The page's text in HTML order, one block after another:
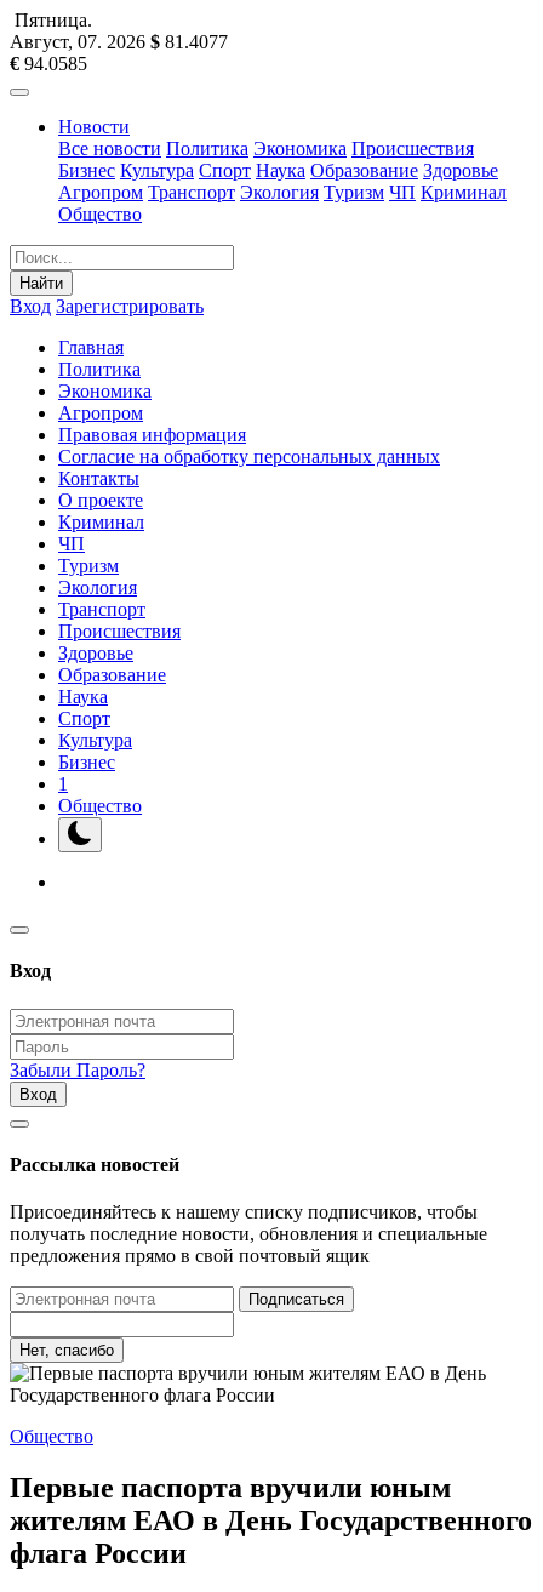
Пятница.
Август, 07. 2026 $ 81.4077
€ 94.0585
Новости
Все новости Политика Экономика Происшествия
Бизнес Культура Спорт Наука Образование Здоровье
Агропром Транспорт Экология Туризм ЧП Криминал
Общество
Найти
Вход Зарегистрировать
Главная
Политика
Экономика
Агропром
Правовая информация
Согласие на обработку персональных данных
Контакты
О проекте
Криминал
ЧП
Туризм
Экология
Транспорт
Происшествия
Здоровье
Образование
Наука
Спорт
Культура
Бизнес
1
Общество
Вход
Забыли Пароль?
Вход
Рассылка новостей
Присоединяйтесь к нашему списку подписчиков, чтобы
получать последние новости, обновления и специальные
предложения прямо в свой почтовый ящик
Подписаться
Нет, спасибо
Общество
Первые паспорта вручили юным
жителям ЕАО в День Государственного
флага России